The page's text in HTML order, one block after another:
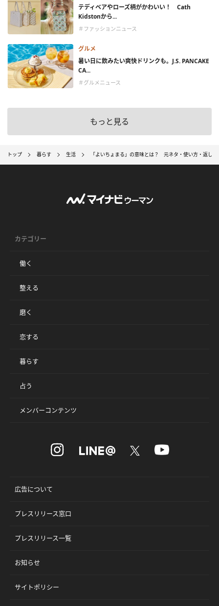
テディベアやローズ柄がかわいい！ Cath
Kidstonから...
＃ファッションニュース
グルメ
暑い日に飲みたい爽快ドリンクも。J.S. PANCAKE
CA...
＃グルメニュース
もっと見る
トップ 暮らす 生活 「よいちょまる」の意味とは？ 元ネタ・使い方・返し方
カテゴリー
働く
整える
磨く
恋する
暮らす
占う
メンバーコンテンツ
広告について
プレスリリース窓口
プレスリリース一覧
お知らせ
サイトポリシー